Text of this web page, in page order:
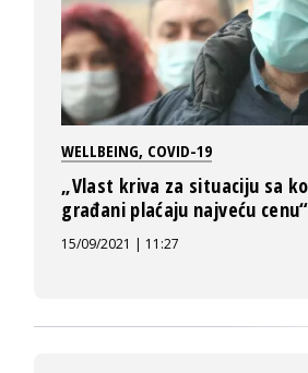
WELLBEING, COVID-19
„Vlast kriva za situaciju sa
građani plaćaju najveću cenu“
15/09/2021 | 11:27